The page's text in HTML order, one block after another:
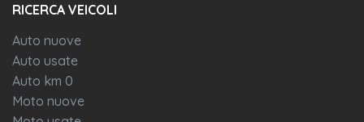
RICERCA VEICOLI
Auto nuove
Auto usate
Auto km 0
Moto nuove